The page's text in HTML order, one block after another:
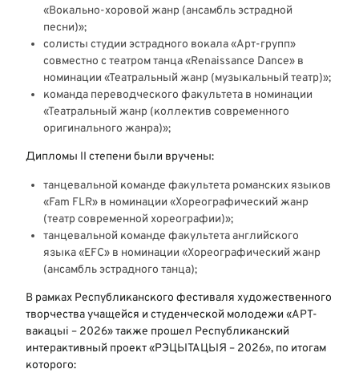
«Вокально-хоровой жанр (ансамбль эстрадной
песни)»;
солисты студии эстрадного вокала «Арт-групп»
совместно с театром танца «Renaissance Dance» в
номинации «Театральный жанр (музыкальный театр)»;
команда переводческого факультета в номинации
«Театральный жанр (коллектив современного
оригинального жанра)»;
Дипломы II степени были вручены:
танцевальной команде факультета романских языков
«Fam FLR» в номинации «Хореографический жанр
(театр современной хореографии)»;
танцевальной команде факультета английского
языка «EFC» в номинации «Хореографический жанр
(ансамбль эстрадного танца);
В рамках Республиканского фестиваля художественного
творчества учащейся и студенческой молодежи «АРТ-
вакацыi – 2026» также прошел Республиканский
интерактивный проект «РЭЦЫТАЦЫЯ – 2026», по итогам
которого: